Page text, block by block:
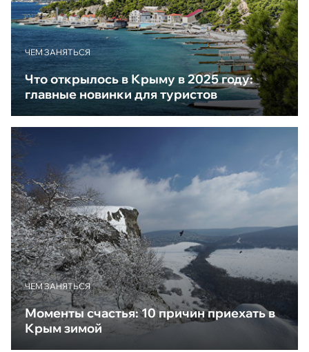
ЧЕМ ЗАНЯТЬСЯ
Что открылось в Крыму в 2025 году:
главные новинки для туристов
ЧЕМ ЗАНЯТЬСЯ
Моменты счастья: 10 причин приехать в
Крым зимой